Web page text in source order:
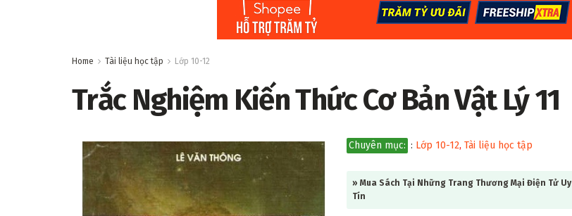
Home Tài liệu học tập Lớp 10-12
Trắc Nghiệm Kiến Thức Cơ Bản Vật Lý 11
Chuyên mục: : Lớp 10-12, Tài liệu học tập
» Mua Sách Tại Những Trang Thương Mại Điện Tử Uy
Tín